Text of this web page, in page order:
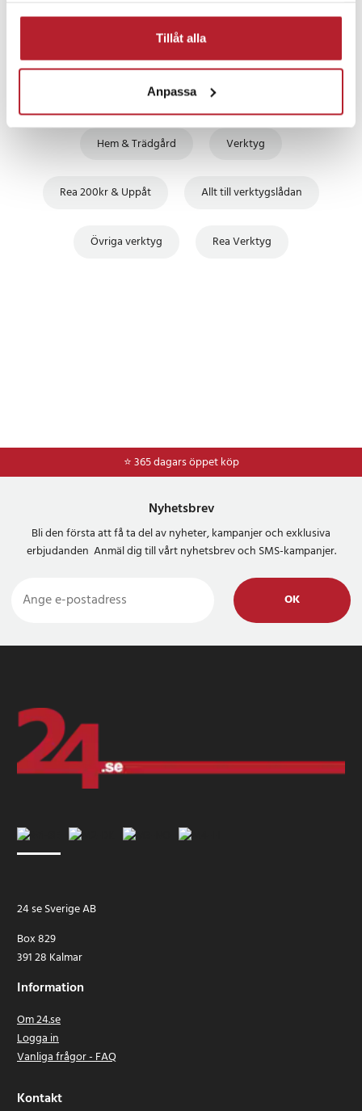
Tillåt alla
Anpassa
Fortsätt att fynda
Hem & Trädgård Verktyg
Rea 200kr & Uppåt Allt till verktygslådan
Övriga verktyg Rea Verktyg
⭐ 365 dagars öppet köp
Nyhetsbrev
Bli den första att få ta del av nyheter, kampanjer och exklusiva
erbjudanden Anmäl dig till vårt nyhetsbrev och SMS-kampanjer.
OK
24 se Sverige AB
Box 829
391 28 Kalmar
Information
Om 24.se
Logga in
Vanliga frågor - FAQ
Kontakt